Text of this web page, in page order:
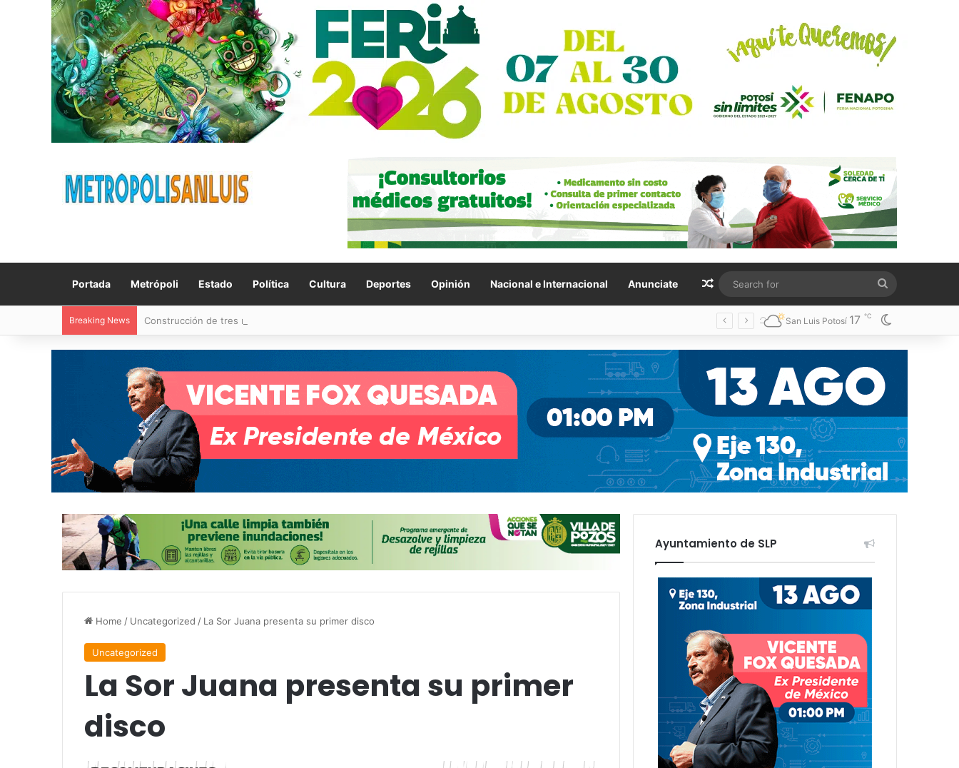
Portada Metrópoli Estado Política Cultura Deportes Opinión Nacional e Internacional Anunciate Random Article
for
Breaking News Construcción de tres nuevas aulas en Capullito III registra avances en Soledad San Luis Potosí 17 ℃
Home / Uncategorized / La Sor Juana presenta su primer disco
Uncategorized
La Sor Juana presenta su primer
disco
Ayuntamiento de SLP